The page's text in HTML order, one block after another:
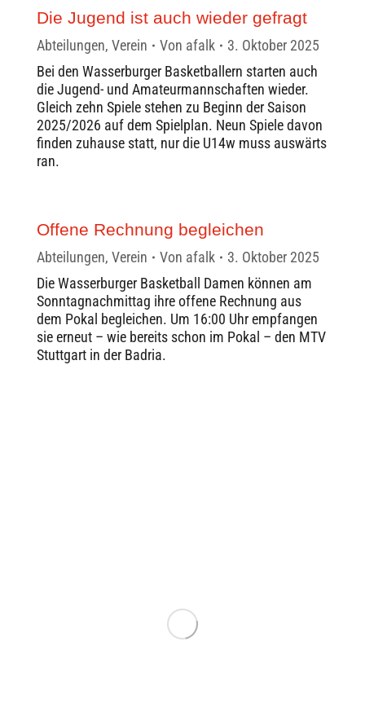
Die Jugend ist auch wieder gefragt
Abteilungen, Verein Von afalk
3. Oktober 2025
Bei den Wasserburger Basketballern starten auch
die Jugend- und Amateurmannschaften wieder.
Gleich zehn Spiele stehen zu Beginn der Saison
2025/2026 auf dem Spielplan. Neun Spiele davon
finden zuhause statt, nur die U14w muss auswärts
ran.
Offene Rechnung begleichen
Abteilungen, Verein Von afalk
3. Oktober 2025
Die Wasserburger Basketball Damen können am
Sonntagnachmittag ihre offene Rechnung aus
dem Pokal begleichen. Um 16:00 Uhr empfangen
sie erneut – wie bereits schon im Pokal – den MTV
Stuttgart in der Badria.